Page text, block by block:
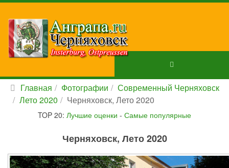
Главная Фотографии
Современный Черняховск
Лето 2020
Черняховск, Лето 2020
TOP 20: Лучшие оценки - Самые популярные
Черняховск, Лето 2020